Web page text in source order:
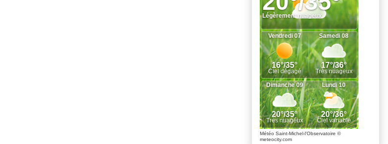
Météo Saint-Michel-l'Observatoire ©
meteocity.com